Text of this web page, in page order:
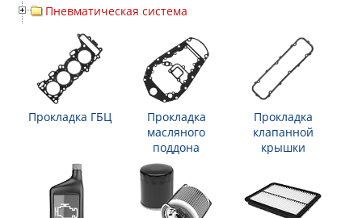
Пневматическая система
Прокладка ГБЦ
Прокладка
масляного
поддона
Прокладка
клапанной
крышки